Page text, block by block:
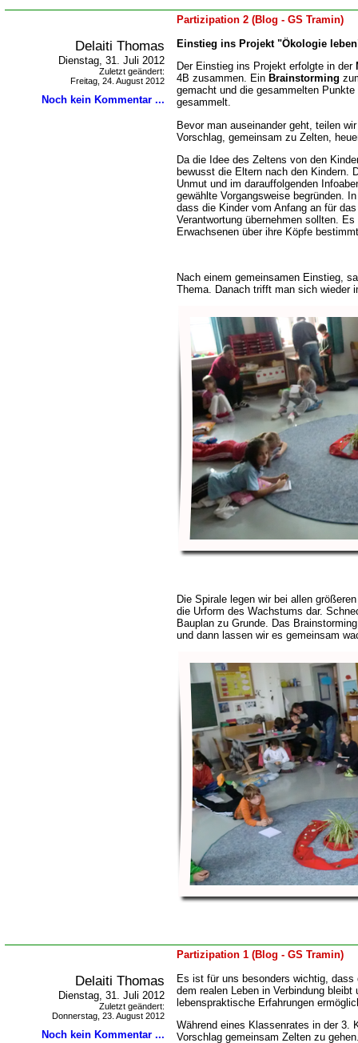
Partizipation 2 (Blog - GS Tramin)
Delaiti Thomas
Dienstag, 31. Juli 2012
Zuletzt geändert:
Freitag, 24. August 2012
Noch kein Kommentar ...
Einstieg ins Projekt "Ökologie
Der Einstieg ins Projekt erfolgte in der
4B zusammen. Ein Brainstorming
gemacht und die gesammelten
gesammelt.
Bevor man auseinander geht, teilen
Vorschlag, gemeinsam zu Zelten,
Da die Idee des Zeltens von den
bewusst die Eltern nach den Kindern.
Unmut und im darauffolgenden
gewählte Vorgangsweise begründen.
dass die Kinder vom Anfang an für
Verantwortung übernehmen sollten.
Erwachsenen über ihre Köpfe
Nach einem gemeinsamen Einstieg,
Thema. Danach trifft man sich wieder
Die Spirale legen wir bei allen
die Urform des Wachstums dar.
Bauplan zu Grunde. Das
und dann lassen wir es gemeinsam
Partizipation 1 (Blog - GS Tramin)
Delaiti Thomas
Dienstag, 31. Juli 2012
Zuletzt geändert:
Donnerstag, 23. August 2012
Noch kein Kommentar ...
Es ist für uns besonders wichtig,
dem realen Leben in Verbindung
lebenspraktische Erfahrungen
Während eines Klassenrates in der 3.
Vorschlag gemeinsam Zelten zu